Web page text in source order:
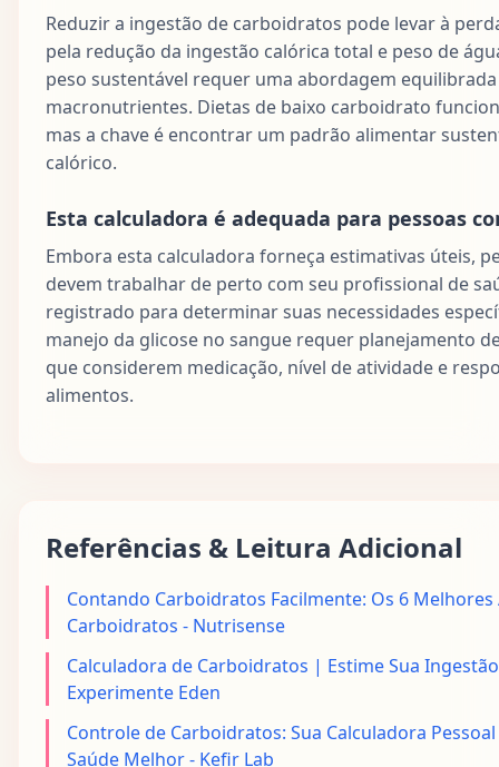
Reduzir a ingestão de carboidratos pode levar à
pela redução da ingestão calórica total e peso de
peso sustentável requer uma abordagem
macronutrientes. Dietas de baixo carboidrato
mas a chave é encontrar um padrão alimentar
calórico.
Esta calculadora é adequada para pessoas
Embora esta calculadora forneça estimativas úteis,
devem trabalhar de perto com seu profissional de
registrado para determinar suas necessidades
manejo da glicose no sangue requer planejamento
que considerem medicação, nível de atividade e
alimentos.
Referências & Leitura Adicional
Contando Carboidratos Facilmente: Os 6
Carboidratos - Nutrisense
Calculadora de Carboidratos | Estime Sua
Experimente Eden
Controle de Carboidratos: Sua Calculadora
Saúde Melhor - Kefir Lab